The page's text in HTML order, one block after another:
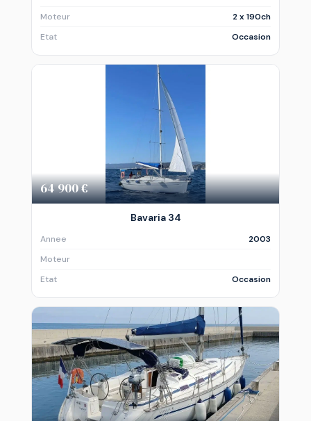
Moteur
2 x 190ch
Etat
Occasion
64 900 €
Bavaria 34
Annee
2003
Moteur
Etat
Occasion